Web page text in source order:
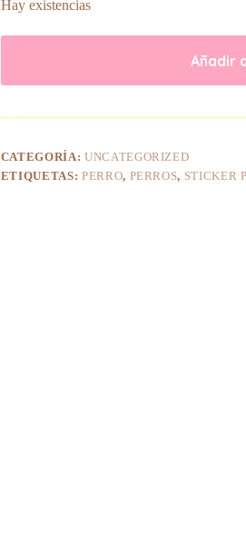
Hay existencias
Añadir
CATEGORÍA: UNCATEGORIZED
ETIQUETAS: PERRO, PERROS, STICKER